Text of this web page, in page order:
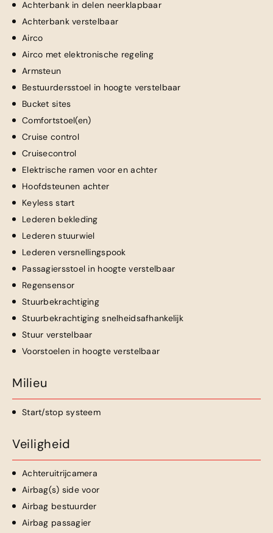
Achterbank in delen neerklapbaar
Achterbank verstelbaar
Airco
Airco met elektronische regeling
Armsteun
Bestuurdersstoel in hoogte verstelbaar
Bucket sites
Comfortstoel(en)
Cruise control
Cruisecontrol
Elektrische ramen voor en achter
Hoofdsteunen achter
Keyless start
Lederen bekleding
Lederen stuurwiel
Lederen versnellingspook
Passagiersstoel in hoogte verstelbaar
Regensensor
Stuurbekrachtiging
Stuurbekrachtiging snelheidsafhankelijk
Stuur verstelbaar
Voorstoelen in hoogte verstelbaar
Milieu
Start/stop systeem
Veiligheid
Achteruitrijcamera
Airbag(s) side voor
Airbag bestuurder
Airbag passagier